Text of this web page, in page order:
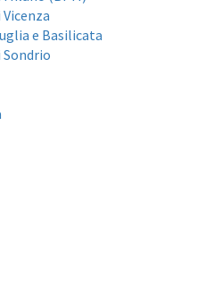
e Basilicata
Sondrio